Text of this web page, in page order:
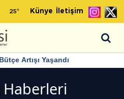
25° Künye İletişim
Artışı Yaşandı
Haberleri